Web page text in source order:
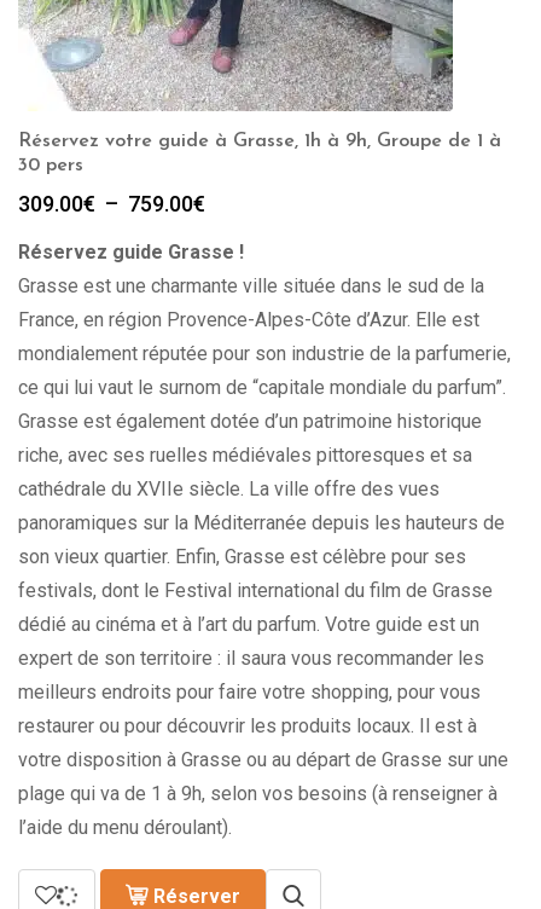
Réservez votre guide à Grasse, 1h à 9h, Groupe de 1 à
30 pers
309.00€ – 759.00€
prix :
309.00€
à
Réservez guide Grasse !
Grasse est une charmante ville située dans le sud de la
France, en région Provence-Alpes-Côte d’Azur. Elle est
mondialement réputée pour son industrie de la parfumerie,
ce qui lui vaut le surnom de “capitale mondiale du parfum”.
Grasse est également dotée d’un patrimoine historique
riche, avec ses ruelles médiévales pittoresques et sa
cathédrale du XVIIe siècle. La ville offre des vues
panoramiques sur la Méditerranée depuis les hauteurs de
son vieux quartier. Enfin, Grasse est célèbre pour ses
festivals, dont le Festival international du film de Grasse
dédié au cinéma et à l’art du parfum. Votre guide est un
expert de son territoire : il saura vous recommander les
meilleurs endroits pour faire votre shopping, pour vous
restaurer ou pour découvrir les produits locaux. Il est à
votre disposition à Grasse ou au départ de Grasse sur une
plage qui va de 1 à 9h, selon vos besoins (à renseigner à
l’aide du menu déroulant).
Réserver